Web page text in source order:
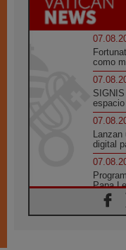
como
digital
Papa